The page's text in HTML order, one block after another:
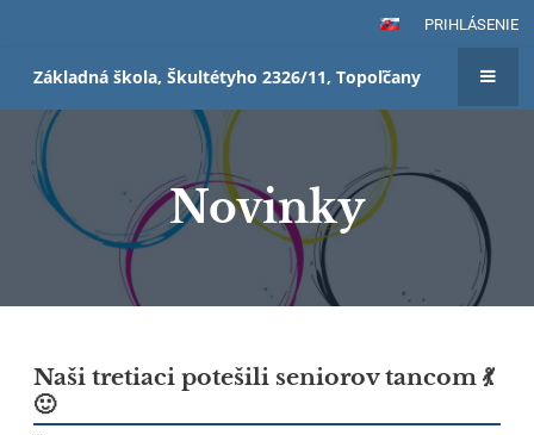
PRIHLÁSENIE
Základná škola, Škultétyho 2326/11, Topoľčany
Novinky
Naši tretiaci potešili seniorov tancom 💃
🙂